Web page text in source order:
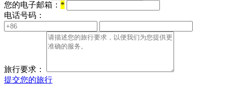
您的电子邮箱： *
电话号码：
旅行要求：
提交您的旅行